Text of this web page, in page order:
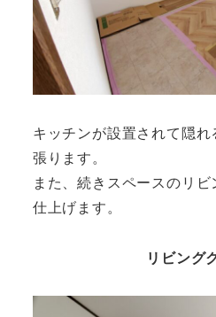
キッチンが設置されて隠
張ります。
また、続きスペースのリ
仕上げます。
リビング